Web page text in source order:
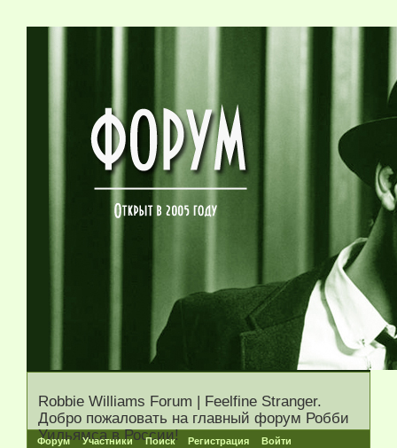
Robbie Williams Forum | Feelfine Stranger.
Добро пожаловать на главный форум Робби
Уильямса в России!
Форум Участники Поиск Регистрация Войти